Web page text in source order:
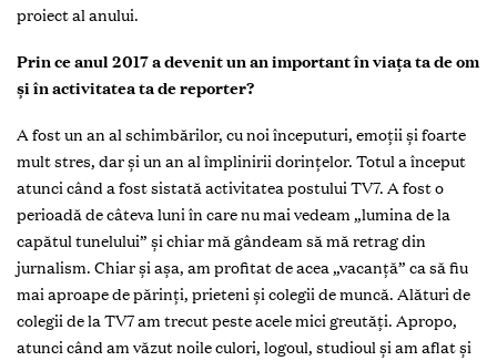
proiect al anului.
Prin ce anul 2017 a devenit un an important în viaţa ta de om
şi în activitatea ta de reporter?
A fost un an al schimbărilor, cu noi începuturi, emoţii şi foarte
mult stres, dar şi un an al împlinirii dorinţelor. Totul a început
atunci când a fost sistată activitatea postului TV7. A fost o
perioadă de câteva luni în care nu mai vedeam „lumina de la
capătul tunelului” şi chiar mă gândeam să mă retrag din
jurnalism. Chiar şi aşa, am profitat de acea „vacanţă” ca să fiu
mai aproape de părinţi, prieteni şi colegii de muncă. Alături de
colegii de la TV7 am trecut peste acele mici greutăţi. Apropo,
atunci când am văzut noile culori, logoul, studioul şi am aflat şi